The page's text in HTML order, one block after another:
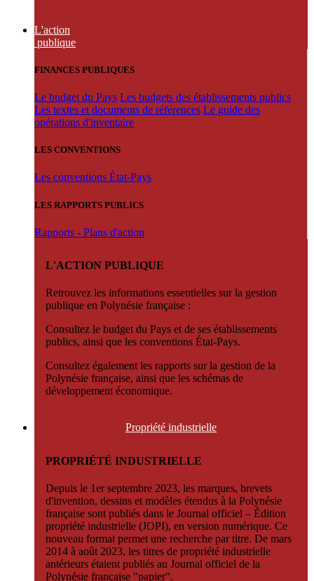
L'action
publique
FINANCES PUBLIQUES
Le budget du Pays Les budgets des établissements publics
Les textes et documents de références Le guide des
opérations d'inventaire
LES CONVENTIONS
Les conventions État-Pays
LES RAPPORTS PUBLICS
Rapports - Plans d'action
L'ACTION PUBLIQUE
Retrouvez les informations essentielles sur la gestion
publique en Polynésie française :
Consultez le budget du Pays et de ses établissements
publics, ainsi que les conventions État-Pays.
Consultez également les rapports sur la gestion de la
Polynésie française, ainsi que les schémas de
développement économique.
Propriété industrielle
PROPRIÉTÉ INDUSTRIELLE
Depuis le 1er septembre 2023, les marques, brevets
d'invention, dessins et modèles étendus à la Polynésie
française sont publiés dans le Journal officiel – Édition
propriété industrielle (JOPI), en version numérique. Ce
nouveau format permet une recherche par titre. De mars
2014 à août 2023, les titres de propriété industrielle
antérieurs étaient publiés au Journal officiel de la
Polynésie française "papier".